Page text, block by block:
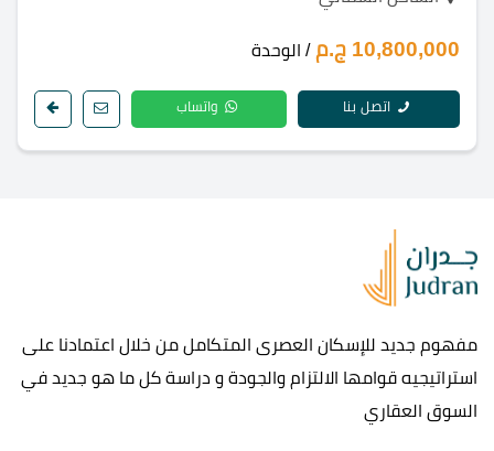
10,800,000 ج.م / الوحدة
اتصل بنا واتساب
مفهوم جديد للإسكان العصرى المتكامل من خلال اعتمادنا على
استراتيجيه قوامها الالتزام والجودة و دراسة كل ما هو جديد في
السوق العقاري